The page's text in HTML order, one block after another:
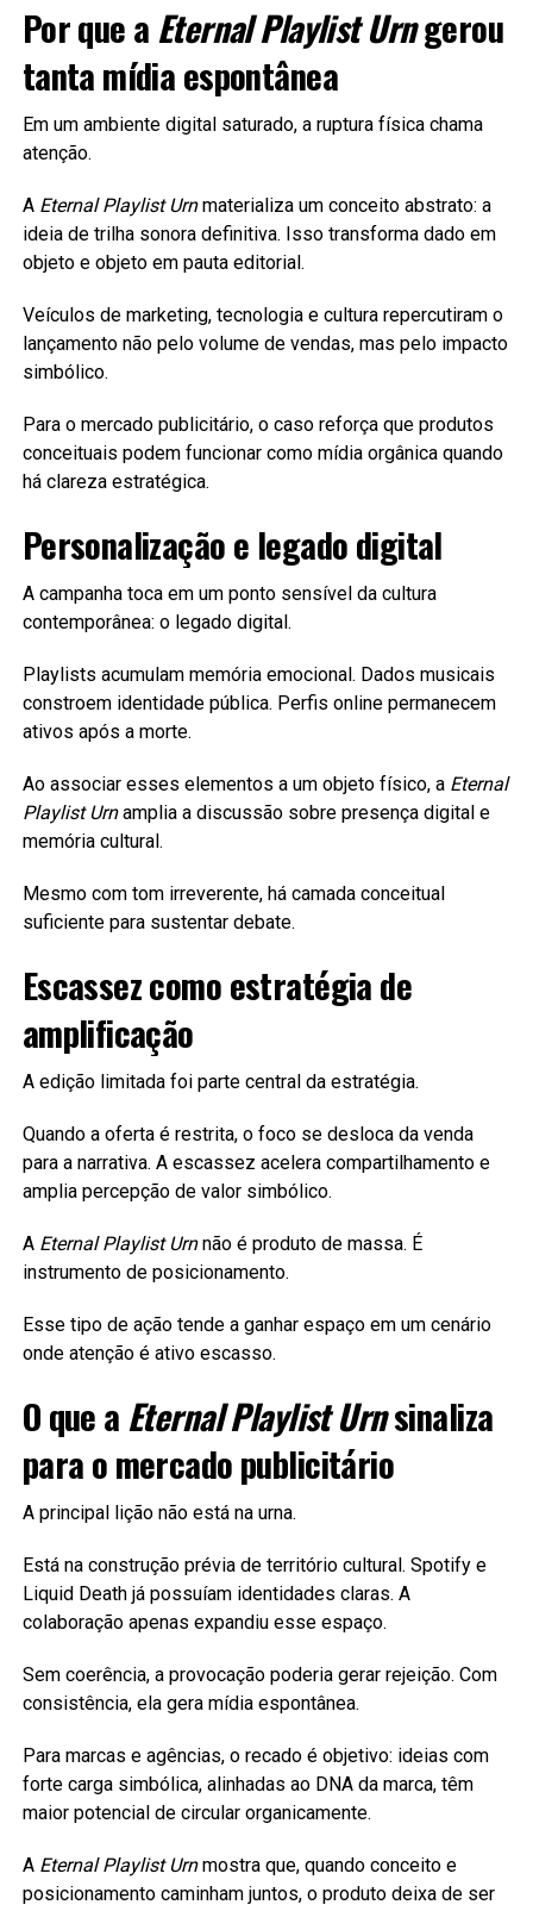
Por que a Eternal Playlist Urngerou
tanta mídia espontânea
Em um ambiente digital saturado, a ruptura física chama
atenção.
A Eternal Playlist Urnmaterializa um conceito abstrato: a
ideia de trilha sonora definitiva. Isso transforma dado em
objeto e objeto em pauta editorial.
Veículos de marketing, tecnologia e cultura repercutiram o
lançamento não pelo volume de vendas, mas pelo impacto
simbólico.
Para o mercado publicitário, o caso reforça que produtos
conceituais podem funcionar como mídia orgânica quando
há clareza estratégica.
Personalização e legado digital
A campanha toca em um ponto sensível da cultura
contemporânea: o legado digital.
Playlists acumulam memória emocional. Dados musicais
constroem identidade pública. Perfis online permanecem
ativos após a morte.
Ao associar esses elementos a um objeto físico, a Eternal
Playlist Urnamplia a discussão sobre presença digital e
memória cultural.
Mesmo com tom irreverente, há camada conceitual
suficiente para sustentar debate.
Escassez como estratégia de
amplificação
A edição limitada foi parte central da estratégia.
Quando a oferta é restrita, o foco se desloca da venda
para a narrativa. A escassez acelera compartilhamento e
amplia percepção de valor simbólico.
A Eternal Playlist Urnnão é produto de massa. É
instrumento de posicionamento.
Esse tipo de ação tende a ganhar espaço em um cenário
onde atenção é ativo escasso.
O que a Eternal Playlist Urnsinaliza
para o mercado publicitário
A principal lição não está na urna.
Está na construção prévia de território cultural. Spotify e
Liquid Death já possuíam identidades claras. A
colaboração apenas expandiu esse espaço.
Sem coerência, a provocação poderia gerar rejeição. Com
consistência, ela gera mídia espontânea.
Para marcas e agências, o recado é objetivo: ideias com
forte carga simbólica, alinhadas ao DNA da marca, têm
maior potencial de circular organicamente.
A Eternal Playlist Urnmostra que, quando conceito e
posicionamento caminham juntos, o produto deixa de ser